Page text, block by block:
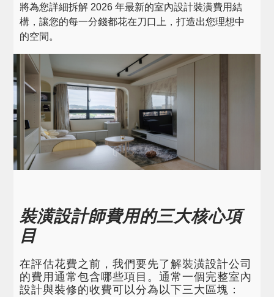
將為您詳細拆解 2026 年最新的室內設計裝潢費用結
構，讓您的每一分錢都花在刀口上，打造出您理想中
的空間。
裝潢設計師費用的三大核心項
目
在評估花費之前，我們要先了解裝潢設計公司
的費用通常包含哪些項目。通常一個完整室內
設計與裝修的收費可以分為以下三大區塊：